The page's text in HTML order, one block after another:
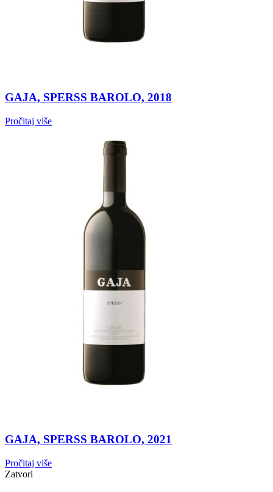
GAJA, SPERSS BAROLO, 2018
Pročitaj više
GAJA, SPERSS BAROLO, 2021
Pročitaj više
Zatvori